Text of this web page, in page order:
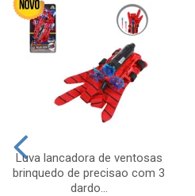
Luva lancadora de ventosas
brinquedo de precisao com 3
dardo...